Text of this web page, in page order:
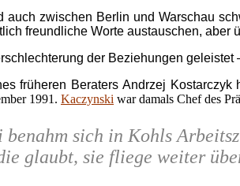
zwischen Berlin und Warschau
freundliche Worte austauschen,
der Beziehungen
früheren Beraters Andrzej
1991. Kaczynski war damals Chef des
benahm sich in Kohls
glaubt, sie fliege weiter